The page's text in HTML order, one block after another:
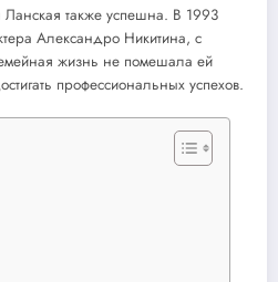
также успешна. В 1993
Александро Никитина, с
жизнь не помешала ей
профессиональных успехов.